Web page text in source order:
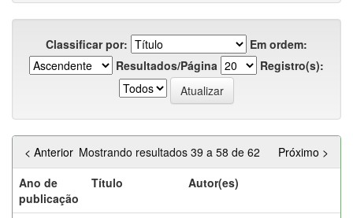
Classificar por:
Em ordem:
Resultados/Página
Registro(s):
Mostrando resultados 39 a 58 de 62
< Anterior
Próximo >
Ano de
publicação
Título Autor(es)